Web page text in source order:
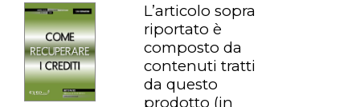
L’articolo sopra
riportato è
composto da
contenuti tratti
da questo
prodotto (in